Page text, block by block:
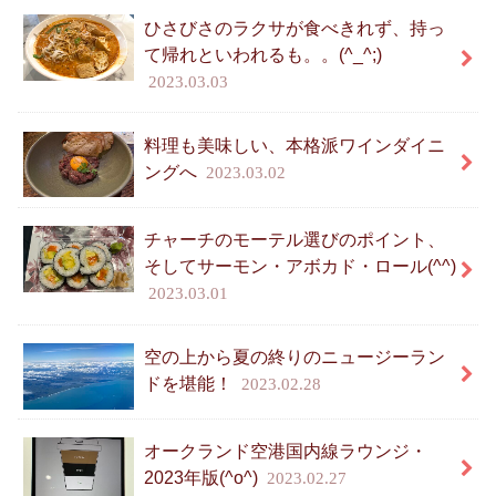
ひさびさのラクサが食べきれず、持っ
て帰れといわれるも。。(^_^;)
2023.03.03
料理も美味しい、本格派ワインダイニ
ングへ 2023.03.02
チャーチのモーテル選びのポイント、
そしてサーモン・アボカド・ロール(^^)
2023.03.01
空の上から夏の終りのニュージーラン
ドを堪能！
2023.02.28
オークランド空港国内線ラウンジ・
2023年版(^o^) 2023.02.27